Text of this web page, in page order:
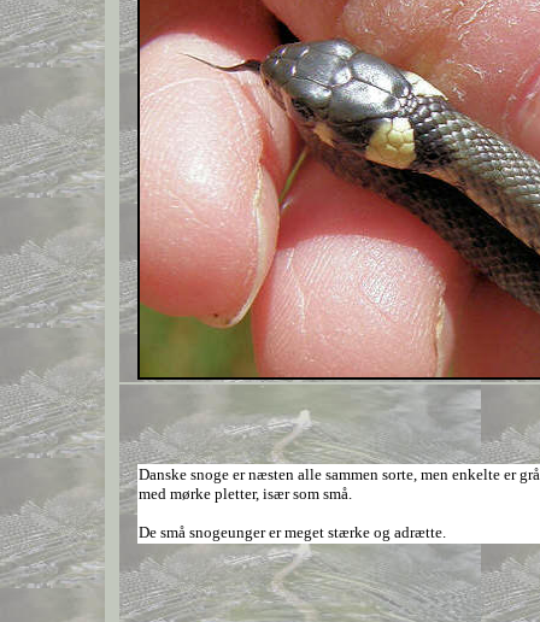
Danske snoge er næsten alle sammen sorte, men enkelte er grå
med mørke pletter, især som små.
De små snogeunger er meget stærke og adrætte.